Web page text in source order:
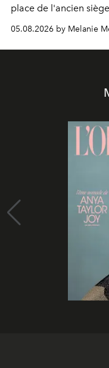
place de l'ancien
05.08.2026 by Melanie